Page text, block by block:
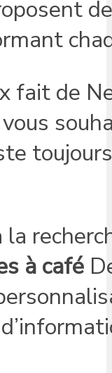
fait de
à café